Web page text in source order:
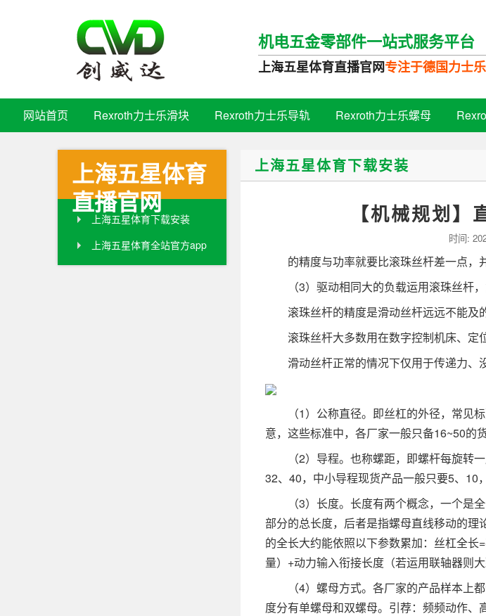
机电五金零部件一站式服务平台
上海五星体育直播官网专注于德国力士
网站首页 Rexroth力士乐滑块 Rexroth力士乐导轨 Rexroth力士乐螺母
上海五星体育
直播官网
上海五星体育下载安装
上海五星体育全站官方app
上海五星体育下载安装
【机械规划
时间:
的精度与功率就要比滚珠丝杆差一点，
（3）驱动相同大的负载运用滚珠丝杆，
滚珠丝杆的精度是滑动丝杆远远不能及
滚珠丝杆大多数用在数字控制机床、定
滑动丝杆正常的情况下仅用于传递力、
（1）公称直径。即丝杠的外径，常见标
意，这些标准中，各厂家一般只备16~50的
（2）导程。也称螺距，即螺杆每旋转一
32、40，中小导程现货产品一般只要5、10
（3）长度。长度有两个概念，一个是全
部分的总长度，后者是指螺母直线移动的
的全长大约能依照以下参数累加：丝杠全
量）+动力输入衔接长度（若运用联轴器则
（4）螺母方式。各厂家的产品样本上都
度分有单螺母和双螺母。引荐：频频动作、